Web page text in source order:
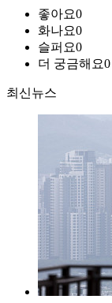
좋아요0
화나요0
슬퍼요0
더 궁금해요0
최신뉴스